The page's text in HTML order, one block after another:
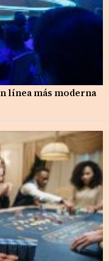
línea más moderna